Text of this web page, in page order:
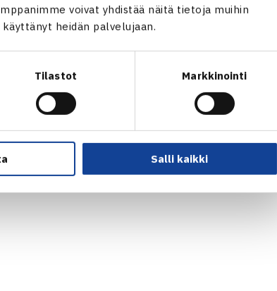
voivat yhdistää näitä tietoja muihin
heidän palvelujaan.
Tilastot Markkinointi
Salli kaikki